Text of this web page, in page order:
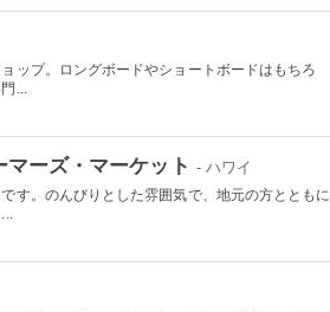
ップ。ロングボードやショートボードはもちろ
...
ーズ・マーケット - ハワイ
す。のんびりとした雰囲気で、地元の方とともに